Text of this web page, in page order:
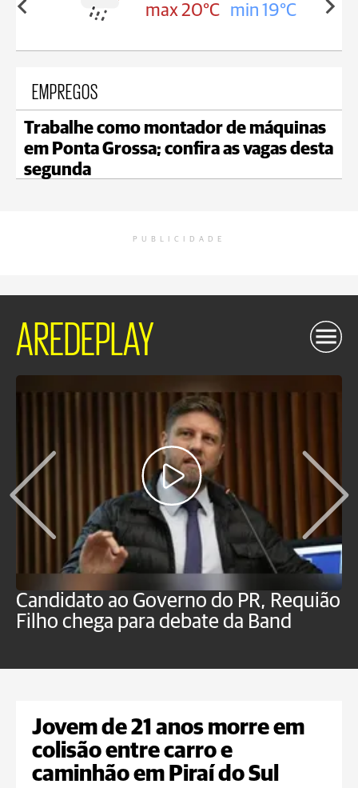
max 20°C min 19°C max 18°C
EMPREGOS
Trabalhe como montador de máquinas
em Ponta Grossa; confira as vagas desta
segunda
PUBLICIDADE
AREDEPLAY
Candidato ao Governo do PR, Requião
Filho chega para debate da Band
Jovem de 21 anos morre em
colisão entre carro e
caminhão em Piraí do Sul